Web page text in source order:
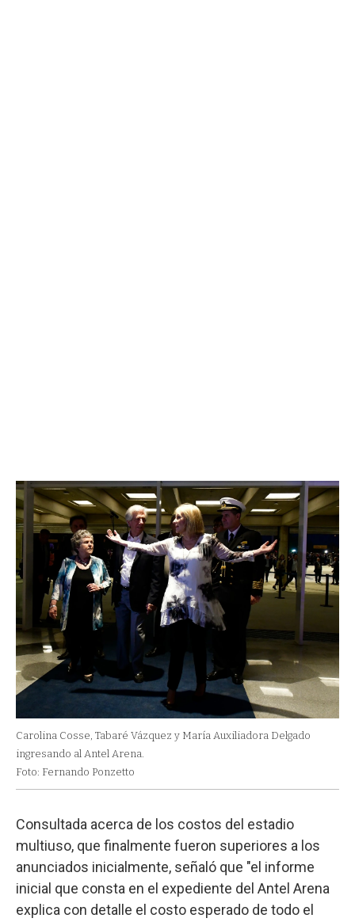
Carolina Cosse, Tabaré Vázquez y María Auxiliadora Delgado
ingresando al Antel Arena.
Foto: Fernando Ponzetto
Consultada acerca de los costos del estadio
multiuso, que finalmente fueron superiores a los
anunciados inicialmente, señaló que "el informe
inicial que consta en el expediente del Antel Arena
explica con detalle el costo esperado de todo el